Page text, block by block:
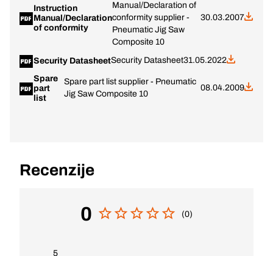
Instruction
Manual/Declaration
of conformity
Manual/Declaration of
conformity supplier -
Pneumatic Jig Saw
Composite 10
30.03.2007
Security DatasheetSecurity Datasheet31.05.2022
Spare
part
list
Spare part list supplier - Pneumatic
Jig Saw Composite 10
08.04.2009
Recenzije
0 (0)
5